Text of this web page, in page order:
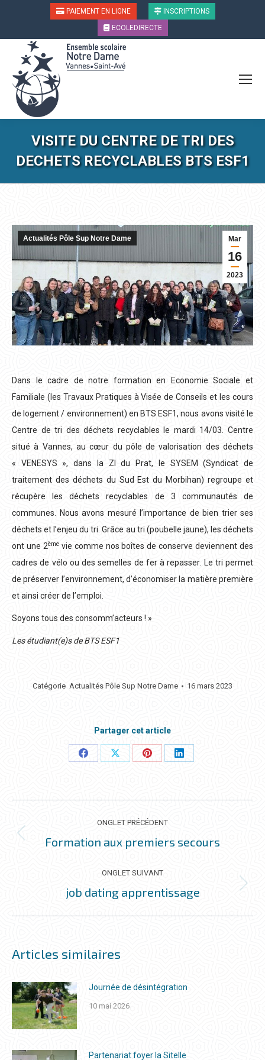
PAIEMENT EN LIGNE
INSCRIPTIONS
ECOLEDIRECTE
VISITE DU CENTRE DE TRI DES
DECHETS RECYCLABLES BTS ESF1
Mar
16
2023
Actualités Pôle Sup Notre Dame
Dans le cadre de notre formation en Economie Sociale et
Familiale (les Travaux Pratiques à Visée de Conseils et les cours
de logement / environnement) en BTS ESF1, nous avons visité le
Centre de tri des déchets recyclables le mardi 14/03. Centre
situé à Vannes, au cœur du pôle de valorisation des déchets
« VENESYS », dans la ZI du Prat, le SYSEM (Syndicat de
traitement des déchets du Sud Est du Morbihan) regroupe et
récupère les déchets recyclables de 3 communautés de
communes. Nous avons mesuré l’importance de bien trier ses
déchets et l’enjeu du tri. Grâce au tri (poubelle jaune), les déchets
ont une 2èmevie comme nos boîtes de conserve deviennent des
cadres de vélo ou des semelles de fer à repasser. Le tri permet
de préserver l’environnement, d’économiser la matière première
et ainsi créer de l’emploi.
Soyons tous des consomm’acteurs ! »
Les étudiant(e)s de BTS ESF1
Catégorie Actualités Pôle Sup Notre Dame 16 mars 2023
Partager cet article
PartagerPartagerPartagerPartager
NAVIGATION
DE
COMMENTAIRE
ONGLET PRÉCÉDENT
Onglet
Formation aux premiers secours
ONGLET SUIVANT
Onglet
job dating apprentissage
Articles similaires
Journée de désintégration
10 mai 2026
Partenariat foyer la Sitelle